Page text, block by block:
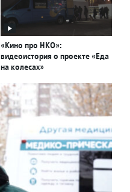
«Кино про НКО»:
видеоистория о проекте «Еда
на колесах»